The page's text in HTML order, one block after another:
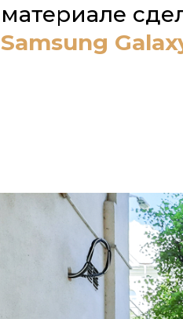
материале
Samsung